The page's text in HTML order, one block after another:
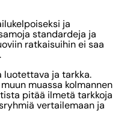
ja
standardeja ja
ratkaisuihin ei saa
luotettava ja tarkka.
muassa kolmannen
pitää ilmetä tarkkoja
vertailemaan ja